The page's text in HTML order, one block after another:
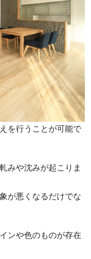
を行うことが可能で
みや沈みが起こりま
が悪くなるだけでな
ンや色のものが存在